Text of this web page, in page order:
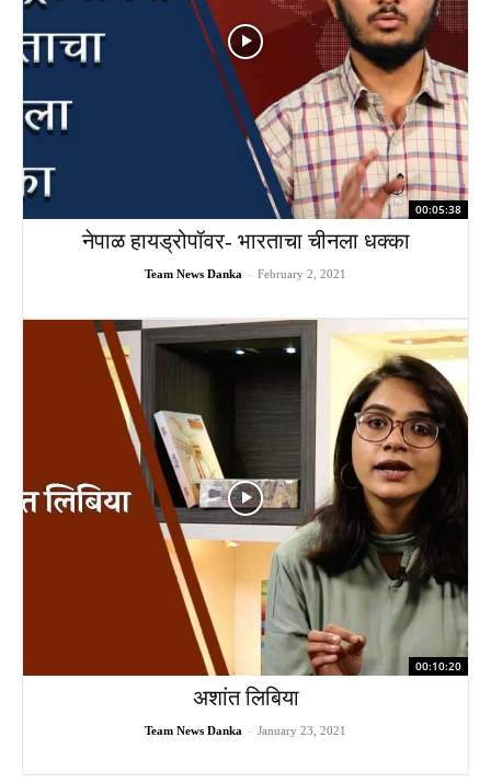
00:05:38
नेपाळ हायड्रोपॉवर- भारताचा चीनला धक्का
Team News Danka - February 2, 2021
00:10:20
अशांत लिबिया
Team News Danka - January 23, 2021